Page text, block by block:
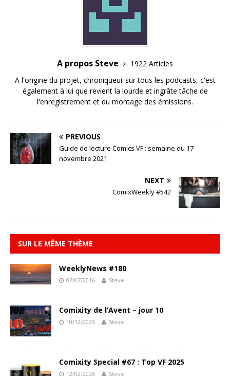
A propos Steve
1922 Articles
A l'origine du projet, chroniqueur sur tous les podcasts, c'est
également à lui que revient la lourde et ingrâte tâche de
l'enregistrement et du montage des émissions.
PREVIOUS
Guide de lecture Comics VF : semaine du 17
novembre 2021
NEXT
ComixWeekly #542
SUR LE MÊME THÈME
WeeklyNews #180
07/07/2016 Steve
Comixity de l’Avent – jour 10
10/12/2025 Steve
Comixity Special #67 : Top VF 2025
12/02/2026 Steve